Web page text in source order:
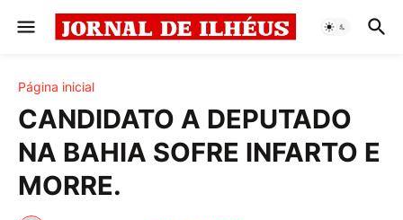
Página inicial
CANDIDATO A DEPUTADO
NA BAHIA SOFRE INFARTO E
MORRE.